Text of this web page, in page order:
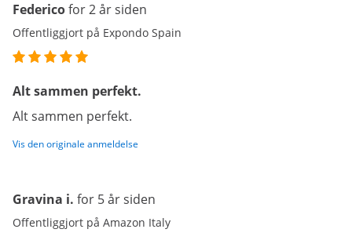
Federicofor 2 år siden
Offentliggjort på Expondo Spain
Alt sammen perfekt.
Alt sammen perfekt.
Vis den originale anmeldelse
Gravina i. for 5 år siden
Offentliggjort på Amazon Italy